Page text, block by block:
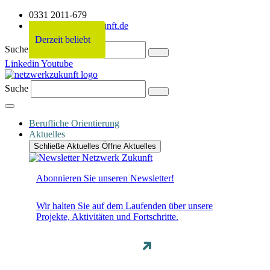
0331 2011-679
info@netzwerkzukunft.de
Suche
Linkedin Youtube
Suche
Berufliche Orientierung
Aktuelles
Schließe Aktuelles Öffne Aktuelles
Derzeit beliebt
Abonnieren Sie unseren Newsletter!
Wir halten Sie auf dem Laufenden über unsere
Projekte, Aktivitäten und Fortschritte.
Derzeit beliebt
Derzeit beliebt
Derzeit beliebt